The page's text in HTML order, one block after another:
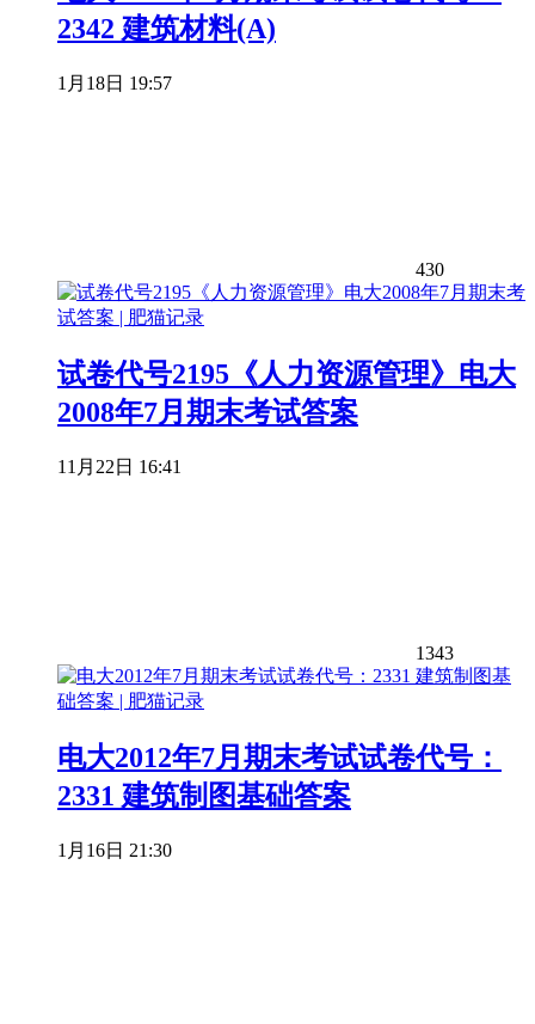
2342 建筑材料(A)
1月18日 19:57
430
试卷代号2195《人力资源管理》电大
2008年7月期末考试答案
11月22日 16:41
1343
电大2012年7月期末考试试卷代号：
2331 建筑制图基础答案
1月16日 21:30